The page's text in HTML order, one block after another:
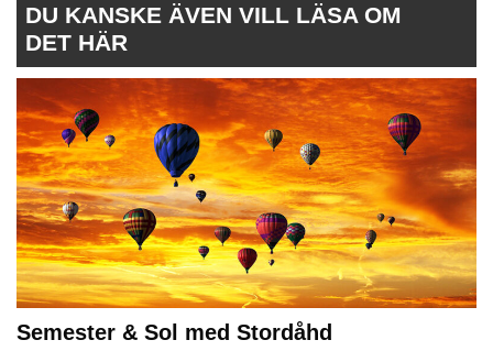
DU KANSKE ÄVEN VILL LÄSA OM
DET HÄR
Semester & Sol med Stordåhd